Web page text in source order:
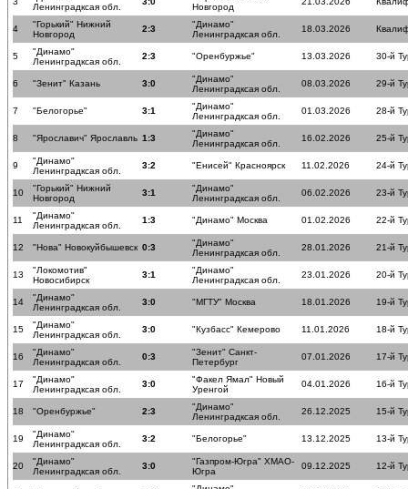
Ленинградксая обл.
Новгород
4
"Горький" Нижний
Новгород
2:3
"Динамо"
Ленинградксая обл.
18.03.2026
5
"Динамо"
Ленинградксая обл.
2:3 "Оренбуржье" 13.03.2026 30-й
6 "Зенит" Казань 3:0
"Динамо"
Ленинградксая обл.
08.03.2026 29-й
7 "Белогорье" 3:1
"Динамо"
Ленинградксая обл.
01.03.2026 28-й
8 "Ярославич" Ярославль 1:3
"Динамо"
Ленинградксая обл.
16.02.2026 25-й
9
"Динамо"
Ленинградксая обл.
3:2 "Енисей" Красноярск 11.02.2026 24-й
10
"Горький" Нижний
Новгород
3:1
"Динамо"
Ленинградксая обл.
06.02.2026 23-й
11
"Динамо"
Ленинградксая обл.
1:3 "Динамо" Москва 01.02.2026 22-й
12 "Нова" Новокуйбышевск 0:3
"Динамо"
Ленинградксая обл.
28.01.2026 21-й
13
"Локомотив"
Новосибирск
3:1
"Динамо"
Ленинградксая обл.
23.01.2026 20-й
14
"Динамо"
Ленинградксая обл.
3:0 "МГТУ" Москва 18.01.2026 19-й
15
"Динамо"
Ленинградксая обл.
3:0 "Кузбасс" Кемерово 11.01.2026 18-й
16
"Динамо"
Ленинградксая обл.
0:3
"Зенит" Санкт-
Петербург
07.01.2026 17-й
17
"Динамо"
Ленинградксая обл.
3:0
"Факел Ямал" Новый
Уренгой
04.01.2026 16-й
18 "Оренбуржье" 2:3
"Динамо"
Ленинградксая обл.
26.12.2025 15-й
19
"Динамо"
Ленинградксая обл.
3:2 "Белогорье" 13.12.2025 13-й
20
"Динамо"
Ленинградксая обл.
3:0
"Газпром-Югра" ХМАО-
Югра
09.12.2025 12-й